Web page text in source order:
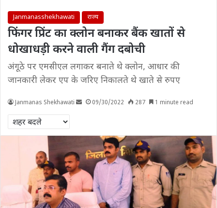
Janmanasshekhawati राज्य
फिंगर प्रिंट का क्लोन बनाकर बैंक खातों से
धोखाधड़ी करने वाली गैंग दबोची
अंगूठे पर एमसीएल लगाकर बनाते थे क्लोन, आधार की
जानकारी लेकर एप के जरिए निकालते थे खाते से रुपए
Janmanas Shekhawati 09/30/2022 287 1 minute read